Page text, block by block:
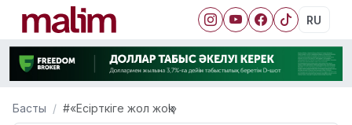
RU
Басты #«Есірткіге жол жоқ!»